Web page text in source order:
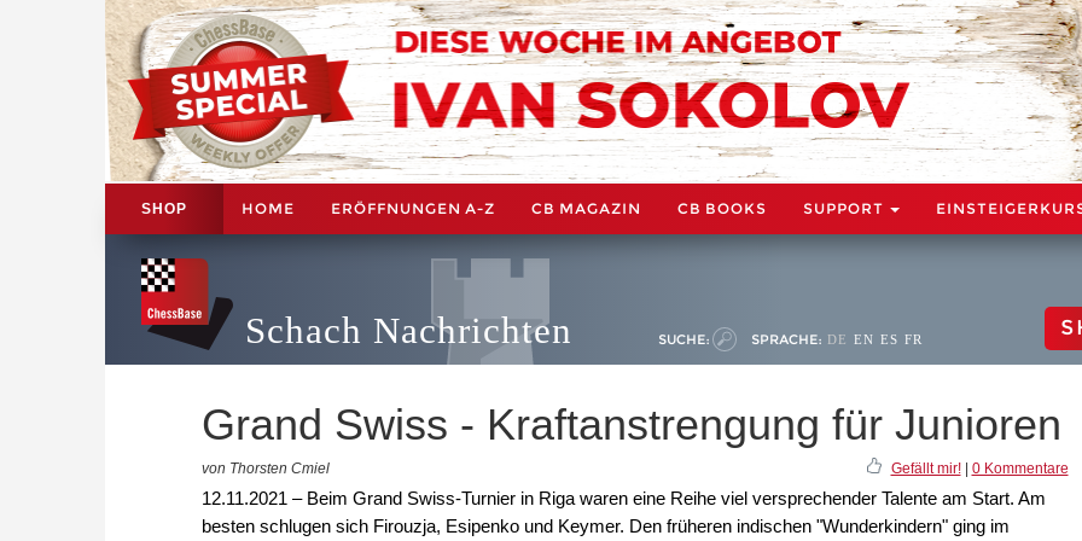
SHOP HOME ERÖFFNUNGEN A-Z CB MAGAZIN CB BOOKS SUPPORT
Schach Nachrichten SUCHE: SPRACHE: DE EN ES FR
Grand Swiss - Kraftanstrengung für Junioren
von Thorsten Cmiel Gefällt mir!| 0 Kommentare
12.11.2021 – Beim Grand Swiss-Turnier in Riga waren eine Reihe viel versprechender Talente am Start. Am
besten schlugen sich Firouzja, Esipenko und Keymer. Den früheren indischen "Wunderkindern" ging im